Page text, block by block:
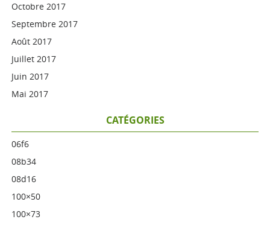
Octobre 2017
Septembre 2017
Août 2017
Juillet 2017
Juin 2017
Mai 2017
CATÉGORIES
06f6
08b34
08d16
100×50
100×73